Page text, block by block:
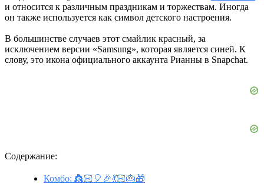
и относится к различным праздникам и торжествам. Иногда
он также используется как символ детского настроения.
В большинстве случаев этот смайлик красный, за
исключением версии «Samsung», которая является синей. К
слову, это икона официального аккаунта Рианны в Snapchat.
Содержание:
Комбо: 👸🏻🎈🎉💃🏻🎂🎁